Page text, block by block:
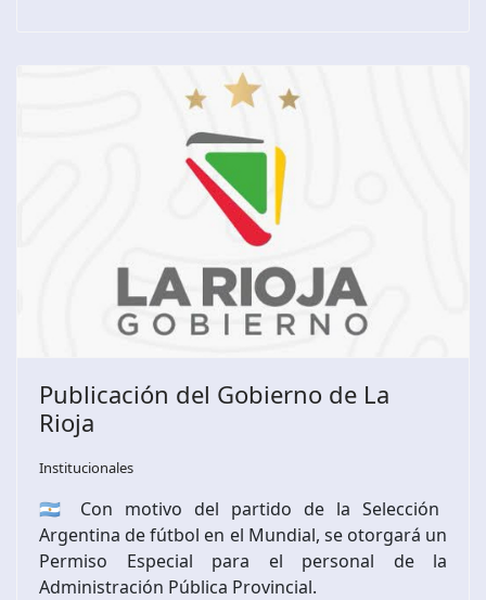
Publicación del Gobierno de La
Rioja
Institucionales
🇦🇷 Con motivo del partido de la Selección
Argentina de fútbol en el Mundial, se otorgará un
Permiso Especial para el personal de la
Administración Pública Provincial.